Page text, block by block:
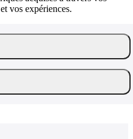
vos expériences.